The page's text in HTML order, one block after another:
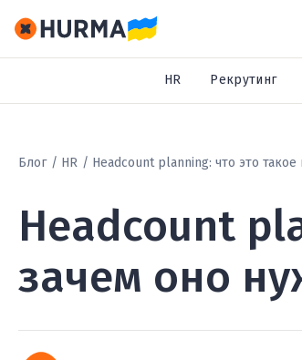
HR Рекрутинг
Блог HR Headcount planning: что это
Headcount
зачем оно